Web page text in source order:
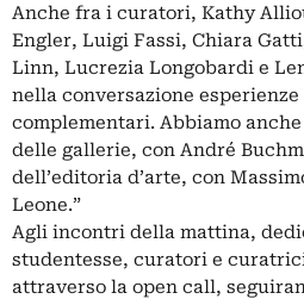
Anche fra i curatori, Kathy
Engler, Luigi Fassi, Chiara
Linn, Lucrezia Longobardi e
nella conversazione
complementari. Abbiamo
delle gallerie, con André
dell’editoria d’arte, con
Leone.”
Agli incontri della mattina,
studentesse, curatori e
attraverso la open call,